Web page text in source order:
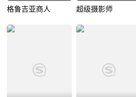
格鲁吉亚商人 超级摄影师